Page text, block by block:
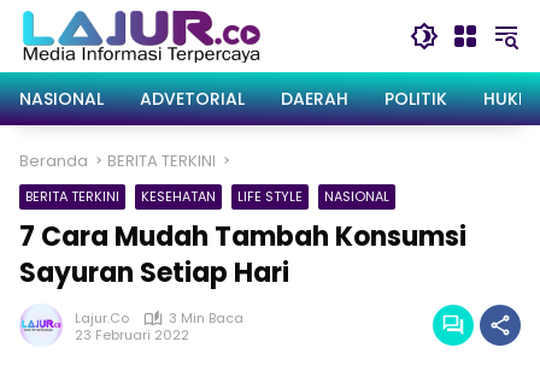
Langsung
konten
NASIONAL
ADVETORIAL DAERAH POLITIK
Beranda BERITA TERKINI
BERITA TERKINI KESEHATAN LIFE STYLE NASIONAL
7 Cara Mudah Tambah Konsumsi
Sayuran Setiap Hari
Lajur.co
3 Min Baca
23 Februari 2022